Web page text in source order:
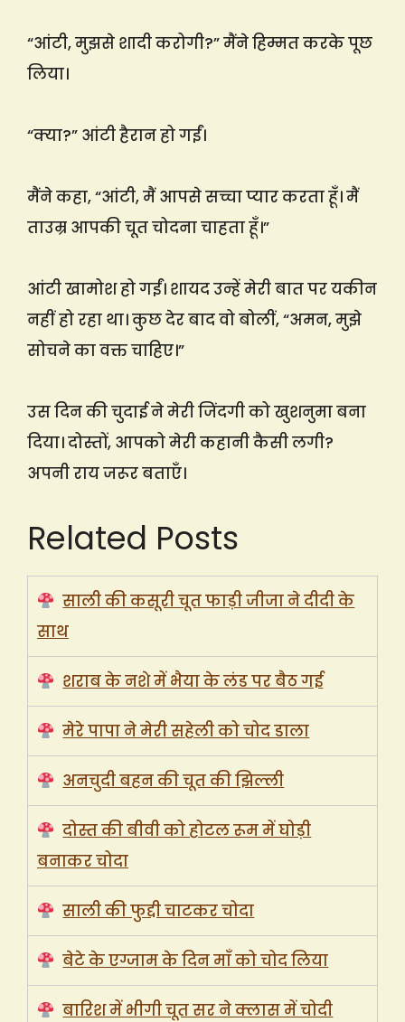
“आंटी, मुझसे शादी करोगी?” मैंने हिम्मत करके पूछ
लिया।
“क्या?” आंटी हैरान हो गईं।
मैंने कहा, “आंटी, मैं आपसे सच्चा प्यार करता हूँ। मैं
ताउम्र आपकी चूत चोदना चाहता हूँ।”
आंटी खामोश हो गईं। शायद उन्हें मेरी बात पर यकीन
नहीं हो रहा था। कुछ देर बाद वो बोलीं, “अमन, मुझे
सोचने का वक्त चाहिए।”
उस दिन की चुदाई ने मेरी जिंदगी को खुशनुमा बना
दिया। दोस्तों, आपको मेरी कहानी कैसी लगी?
अपनी राय जरूर बताएँ।
Related Posts
साली की कसूरी चूत फाड़ी जीजा ने दीदी के
साथ
शराब के नशे में भैया के लंड पर बैठ गई
मेरे पापा ने मेरी सहेली को चोद डाला
अनचुदी बहन की चूत की झिल्ली
दोस्त की बीवी को होटल रूम में घोड़ी
बनाकर चोदा
साली की फुद्दी चाटकर चोदा
बेटे के एग्जाम के दिन माँ को चोद लिया
बारिश में भीगी चूत सर ने क्लास में चोदी